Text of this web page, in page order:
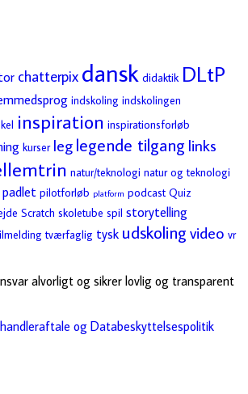
chatterpix dansk didaktik DLtP
indskoling indskolingen
inspiration inspirationsforløb
kurser leg legende tilgang links
natur/teknologi natur og teknologi
padlet pilotforløb platform podcast Quiz
Scratch skoletube spil storytelling
tværfaglig tysk udskoling video vr
alvorligt og sikrer lovlig og transparent
og Databeskyttelsespolitik